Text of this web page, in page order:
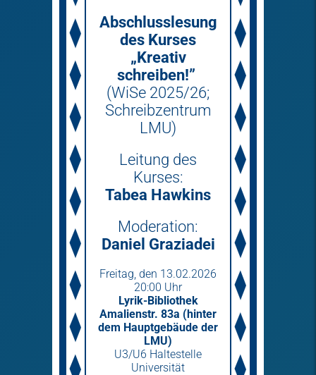
Abschlusslesung
des Kurses
„Kreativ
schreiben!”
(WiSe 2025/26;
Schreibzentrum
LMU)
Leitung des
Kurses:
Tabea Hawkins
Moderation:
Daniel Graziadei
Freitag­, den 13.02.2026
20:00 Uhr
Lyrik-Bibliothek
Amalienstr. 83a (hinter
dem Hauptgebäude der
LMU)
U3/U6 Haltestelle
Universität